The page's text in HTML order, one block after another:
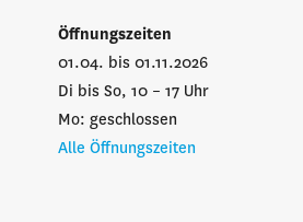
Öffnungszeiten
01.04. bis 01.11.2026
Di bis So, 10 – 17 Uhr
Mo: geschlossen
Alle Öffnungszeiten